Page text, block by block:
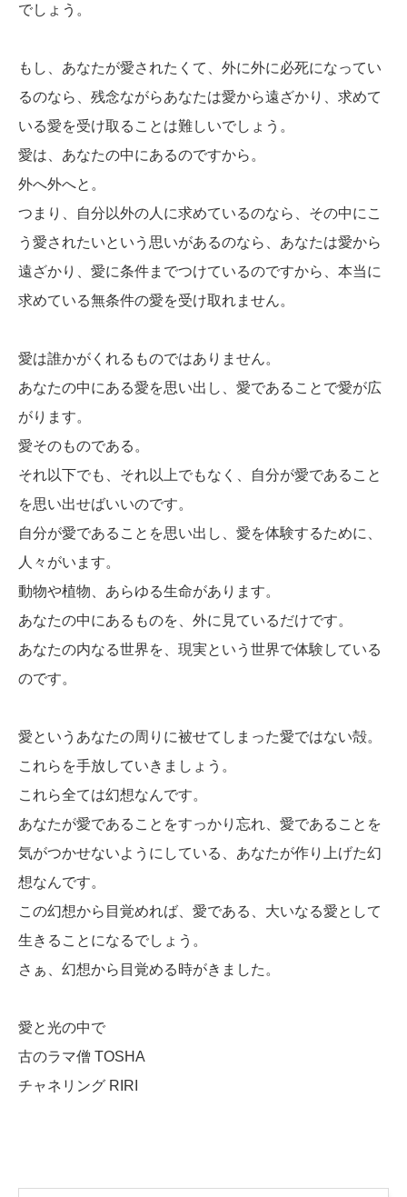
でしょう。
もし、あなたが愛されたくて、外に外に必死になってい
るのなら、残念ながらあなたは愛から遠ざかり、求めて
いる愛を受け取ることは難しいでしょう。
愛は、あなたの中にあるのですから。
外へ外へと。
つまり、自分以外の人に求めているのなら、その中にこ
う愛されたいという思いがあるのなら、あなたは愛から
遠ざかり、愛に条件までつけているのですから、本当に
求めている無条件の愛を受け取れません。
愛は誰かがくれるものではありません。
あなたの中にある愛を思い出し、愛であることで愛が広
がります。
愛そのものである。
それ以下でも、それ以上でもなく、自分が愛であること
を思い出せばいいのです。
自分が愛であることを思い出し、愛を体験するために、
人々がいます。
動物や植物、あらゆる生命があります。
あなたの中にあるものを、外に見ているだけです。
あなたの内なる世界を、現実という世界で体験している
のです。
愛というあなたの周りに被せてしまった愛ではない殻。
これらを手放していきましょう。
これら全ては幻想なんです。
あなたが愛であることをすっかり忘れ、愛であることを
気がつかせないようにしている、あなたが作り上げた幻
想なんです。
この幻想から目覚めれば、愛である、大いなる愛として
生きることになるでしょう。
さぁ、幻想から目覚める時がきました。
愛と光の中で
古のラマ僧 TOSHA
チャネリング RIRI